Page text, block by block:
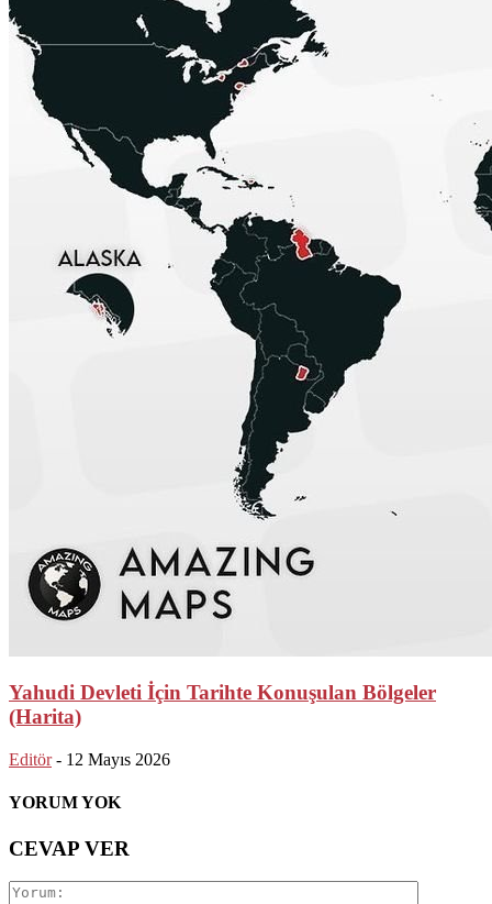
Yahudi Devleti İçin Tarihte Konuşulan Bölgeler
(Harita)
Editör - 12 Mayıs 2026
YORUM YOK
CEVAP VER